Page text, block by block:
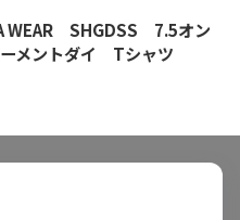
WEAR SHGDSS 7.5オン
メントダイ Tシャツ